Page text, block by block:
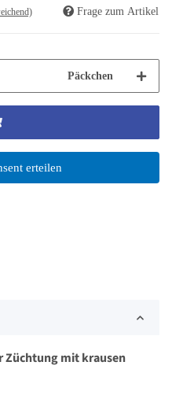
Frage zum Artikel
Päckchen
erteilen
Züchtung mit krausen